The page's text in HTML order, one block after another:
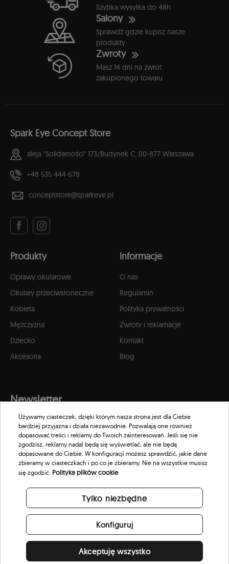
Szybka wysyłka do 48h
Salony
Sprawdź gdzie kupisz nasze
produkty
Zwroty
Masz 14 dni na zwrot
zakupionego towaru
Spark Eye Concept Store
aleja "Solidarności" 173/Budynek C, 00-877 Warszawa
+48 535 444 678
conceptstore@sparkeye.pl
Produkty
Oprawy okularowe
Okulary przeciwsłoneczne
Kobieta
Mężczyzna
Dziecko
Akcesoria
Informacje
O nas
Regulamin
Polityka prywatności
Zwroty i reklamacje
Kontakt
Blog
Newsletter
Zapisz się do naszego newslettera, aby otrzymywać informacje o
promocjach i nowościach w naszym sklepie.
© 2026 Scorpion Eyewear. All rights reserved
Używamy ciasteczek, dzięki którym nasza strona jest dla Ciebie
bardziej przyjazna i działa niezawodnie. Pozwalają one również
dopasować treści i reklamy do Twoich zainteresowań. Jeśli się nie
zgodzisz, reklamy nadal będą się wyświetlać, ale nie będą
dopasowane do Ciebie. W konfiguracji możesz sprawdzić, jakie dane
zbieramy w ciasteczkach i po co je zbieramy. Nie na wszystkie musisz
się zgodzić. Polityka plików cookie
Tylko niezbędne
Konfiguruj
Akceptuję wszystko